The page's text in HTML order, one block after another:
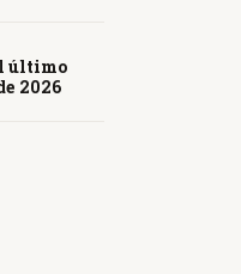
último
2026